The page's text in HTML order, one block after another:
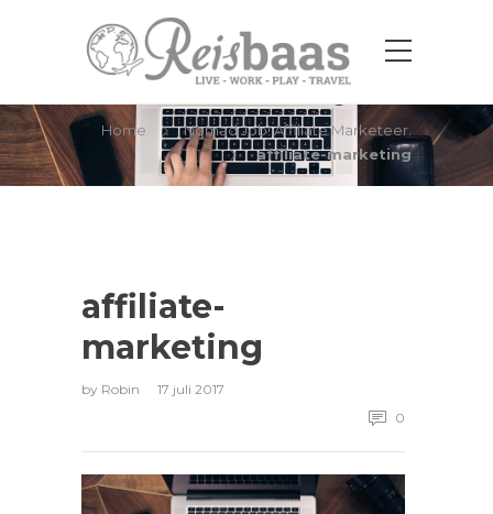
Home
Nomad Job! Affiliate Marketeer.
affiliate-marketing
affiliate-
marketing
by Robin
17 juli 2017
0